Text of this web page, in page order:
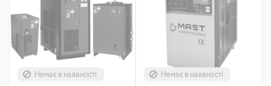
Немає в наявності
Немає в наявності